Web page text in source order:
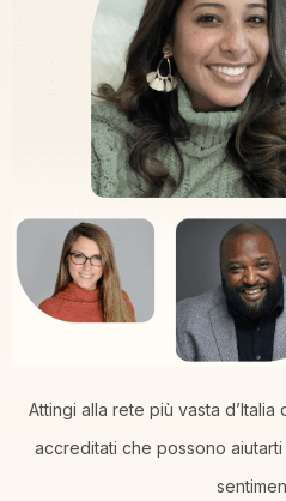
Attingi alla rete più vasta
accreditati che possono